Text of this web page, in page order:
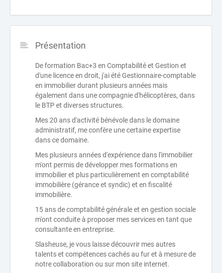
Présentation
De formation Bac+3 en Comptabilité et Gestion et
d'une licence en droit, j'ai été Gestionnaire-comptable
en immobilier durant plusieurs années mais
également dans une compagnie d'hélicoptères, dans
le BTP et diverses structures.
Mes 20 ans d'activité bénévole dans le domaine
administratif, me confère une certaine expertise
dans ce domaine.
Mes plusieurs années d'expérience dans l'immobilier
m'ont permis de développer mes formations en
immobilier et plus particulièrement en comptabilité
immobilière (gérance et syndic) et en fiscalité
immobilière.
15 ans de comptabilité générale et en gestion sociale
m'ont conduite à proposer mes services en tant que
consultante en entreprise.
Slasheuse, je vous laisse découvrir mes autres
talents et compétences cachés au fur et à mesure de
notre collaboration ou sur mon site internet.